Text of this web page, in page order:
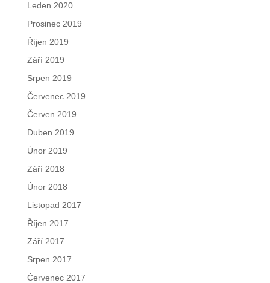
Leden 2020
Prosinec 2019
Říjen 2019
Září 2019
Srpen 2019
Červenec 2019
Červen 2019
Duben 2019
Únor 2019
Září 2018
Únor 2018
Listopad 2017
Říjen 2017
Září 2017
Srpen 2017
Červenec 2017